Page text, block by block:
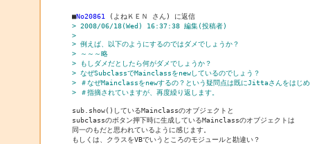
■No20861
(よねＫＥＮ さん) に返信
> 2008/06/18(Wed) 16:37:38 編集(投稿者)
>
> 例えば、以下のようにするのではダメでしょうか？
> ～～～略
> もしダメだとしたら何がダメでしょうか？
> なぜSubclassでMainclassをnewしているのでしょう？
> ＃なぜMainclassをnewするの？という疑問点は既にJittaさんをはじ
> ＃指摘されていますが、再度繰り返します。
sub.show()しているMainclassのオブジェクトと
subclassのボタン押下時に生成しているMainclassのオブジェクトは
同一のもだと思われているように感じます。
もしくは、クラスをVBでいうところのモジュールと勘違い？